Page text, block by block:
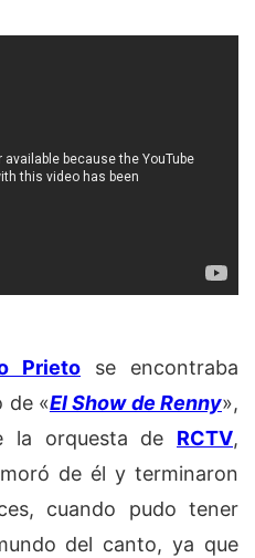
Prieto se encontraba
de «El Show de Renny»,
la orquesta de RCTV,
de él y terminaron
cuando pudo tener
del canto, ya que